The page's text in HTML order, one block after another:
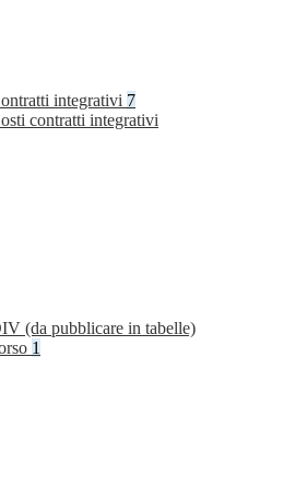
integrativi 7
contratti integrativi
(da pubblicare in tabelle)
1